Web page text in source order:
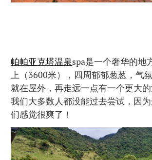
帕帕亚克塔温泉spa是一个奢华的地
上（3600米），四周郁郁葱葱，气
就在屋外，再走远一点有一个更大
我们大多数人都没能过去尝试，因
们感觉很爽了！